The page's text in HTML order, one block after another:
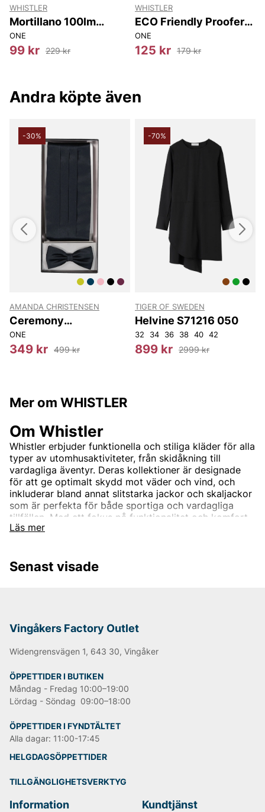
WHISTLER
Mortillano 100lm
Headlamp
ONE
99 kr 229 kr
WHISTLER
ECO Friendly Proofer
Spray for Outdoor
Clothing 225ml
ONE
125 kr 179 kr
Andra köpte även
-30%
AMANDA CHRISTENSEN
Ceremony
Cummerbund
ONE
349 kr 499 kr
-70%
TIGER OF SWEDEN
Helvine S71216 050
32 34 36 38 40 42
899 kr 2999 kr
Mer om WHISTLER
Läs mer
Om Whistler
Whistler erbjuder funktionella och stiliga kläder för alla
typer av utomhusaktiviteter, från skidåkning till
vardagliga äventyr. Deras kollektioner är designade
för att ge optimalt skydd mot väder och vind, och
inkluderar bland annat slitstarka jackor och skaljackor
som är perfekta för både sportiga och vardagliga
tillfällen. Med ett fokus på funktionalitet och komfort
erbjuder Whistler kläder som klarar tuffa förhållanden
som ger dig både skydd och stil, till fantastiska priser.
Senast visade
Vingåkers Factory Outlet
Widengrensvägen 1, 643 30, Vingåker
ÖPPETTIDER I BUTIKEN
Måndag - Fredag 10:00–19:00
Lördag - Söndag 09:00–18:00
ÖPPETTIDER I FYNDTÄLTET
Alla dagar: 11:00-17:45
HELGDAGSÖPPETTIDER
TILLGÄNGLIGHETSVERKTYG
Information Kundtjänst